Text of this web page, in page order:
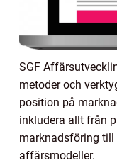
SGF
metoder och
position på
inkludera allt från
marknadsföring
affärsmodeller.